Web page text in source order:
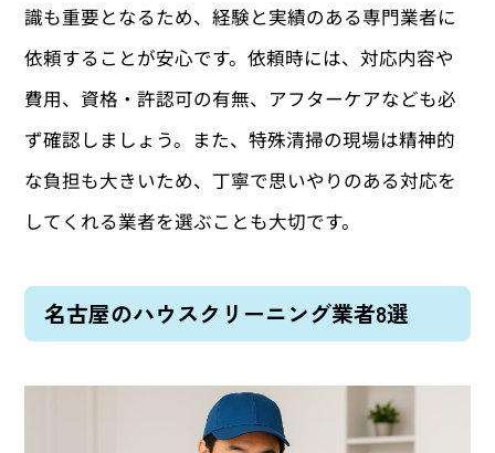
識も重要となるため、経験と実績のある専門業者に
依頼することが安心です。依頼時には、対応内容や
費用、資格・許認可の有無、アフターケアなども必
ず確認しましょう。また、特殊清掃の現場は精神的
な負担も大きいため、丁寧で思いやりのある対応を
してくれる業者を選ぶことも大切です。
名古屋のハウスクリーニング業者8選